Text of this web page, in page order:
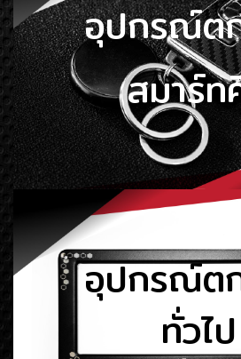
อุปกรณ์ต
สมาร์ท
อุปกรณ์ต
ทั่วไป